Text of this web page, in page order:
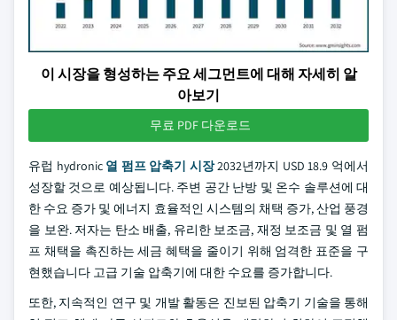
이 시장을 형성하는 주요 세그먼트에 대해 자세히 알
아보기
무료 PDF 다운로드
유럽 hydronic 열 펌프 압축기 시장2032년까지 USD 18.9 억에서
성장할 것으로 예상됩니다. 주변 공간 난방 및 온수 솔루션에 대
한 수요 증가 및 에너지 효율적인 시스템의 채택 증가, 산업 풍경
을 보완. 저자는 탄소 배출, 유리한 보조금, 재정 보조금 및 열 펌
프 채택을 촉진하는 세금 혜택을 줄이기 위해 엄격한 표준을 구
현했습니다 고급 기술 압축기에 대한 수요를 증가합니다.
또한, 지속적인 연구 및 개발 활동은 진보된 압축기 기술을 통해